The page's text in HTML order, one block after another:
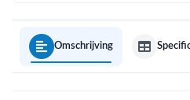
Omschrijving